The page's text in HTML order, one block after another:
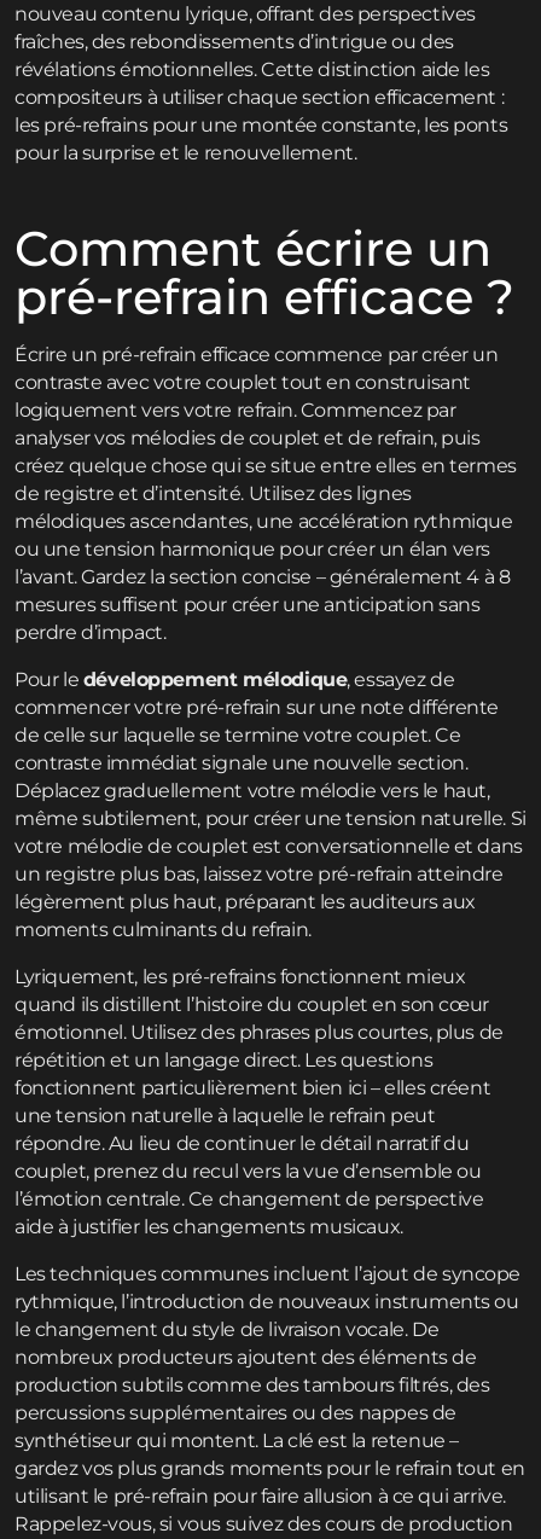
nouveau contenu lyrique, offrant des perspectives
fraîches, des rebondissements d’intrigue ou des
révélations émotionnelles. Cette distinction aide les
compositeurs à utiliser chaque section efficacement :
les pré-refrains pour une montée constante, les ponts
pour la surprise et le renouvellement.
Comment écrire un
pré-refrain efficace ?
Écrire un pré-refrain efficace commence par créer un
contraste avec votre couplet tout en construisant
logiquement vers votre refrain. Commencez par
analyser vos mélodies de couplet et de refrain, puis
créez quelque chose qui se situe entre elles en termes
de registre et d’intensité. Utilisez des lignes
mélodiques ascendantes, une accélération rythmique
ou une tension harmonique pour créer un élan vers
l’avant. Gardez la section concise – généralement 4 à 8
mesures suffisent pour créer une anticipation sans
perdre d’impact.
Pour le développement mélodique, essayez de
commencer votre pré-refrain sur une note différente
de celle sur laquelle se termine votre couplet. Ce
contraste immédiat signale une nouvelle section.
Déplacez graduellement votre mélodie vers le haut,
même subtilement, pour créer une tension naturelle. Si
votre mélodie de couplet est conversationnelle et dans
un registre plus bas, laissez votre pré-refrain atteindre
légèrement plus haut, préparant les auditeurs aux
moments culminants du refrain.
Lyriquement, les pré-refrains fonctionnent mieux
quand ils distillent l’histoire du couplet en son cœur
émotionnel. Utilisez des phrases plus courtes, plus de
répétition et un langage direct. Les questions
fonctionnent particulièrement bien ici – elles créent
une tension naturelle à laquelle le refrain peut
répondre. Au lieu de continuer le détail narratif du
couplet, prenez du recul vers la vue d’ensemble ou
l’émotion centrale. Ce changement de perspective
aide à justifier les changements musicaux.
Les techniques communes incluent l’ajout de syncope
rythmique, l’introduction de nouveaux instruments ou
le changement du style de livraison vocale. De
nombreux producteurs ajoutent des éléments de
production subtils comme des tambours filtrés, des
percussions supplémentaires ou des nappes de
synthétiseur qui montent. La clé est la retenue –
gardez vos plus grands moments pour le refrain tout en
utilisant le pré-refrain pour faire allusion à ce qui arrive.
Rappelez-vous, si vous suivez des cours de production